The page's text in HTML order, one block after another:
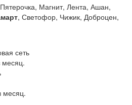
Магнит, Лента, Ашан,
, Светофор, Чижик, Доброцен,
сеть
месяц.
месяц.